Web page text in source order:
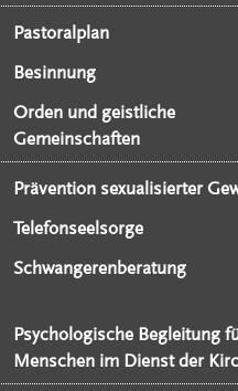
Pastoralplan
Besinnung
Orden und geistliche
Gemeinschaften
Prävention sexualisierter
Telefonseelsorge
Schwangerenberatung
Psychologische Begleitung
Menschen im Dienst der